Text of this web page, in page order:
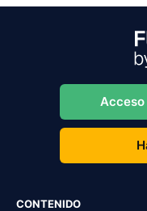
CONTENIDO